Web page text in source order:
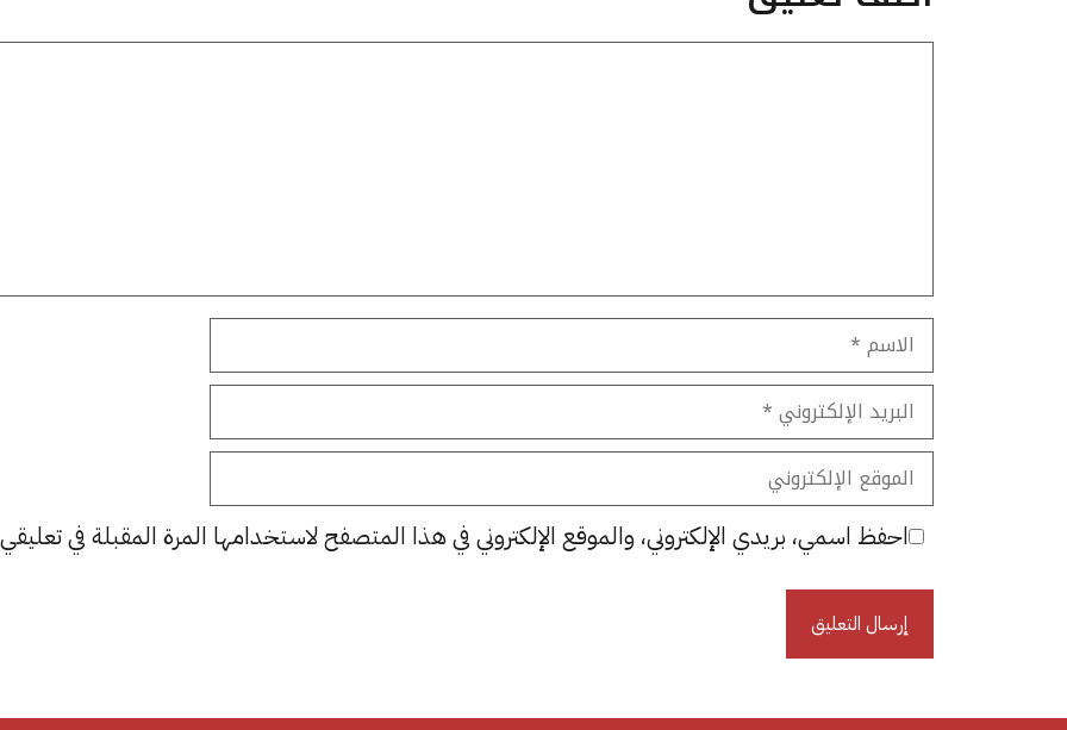
الاسم
البريد
الإلكتروني
الموقع
الإلكتروني
احفظ اسمي، بريدي الإلكتروني، والموقع الإلكتروني في هذا المتصفح لاستخدامها المرة المقبلة في